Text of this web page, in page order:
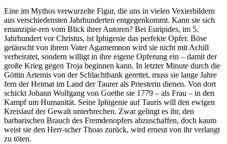
Eine im Mythos verwurzelte Figur, die uns in vielen Vexierbildern
aus verschiedensten Jahrhunderten entgegenkommt. Kann sie sich
emanzipie-ren vom Blick ihrer Autoren? Bei Euripides, im 5.
Jahrhundert vor Christus, ist Iphigenie das perfekte Opfer. Böse
getäuscht von ihrem Vater Agamemnon wird sie nicht mit Achill
verheiratet, sondern willigt in ihre eigene Opferung ein – damit der
große Krieg gegen Troja beginnen kann. In letzter Minute durch die
Göttin Artemis von der Schlachtbank gerettet, muss sie lange Jahre
fern der Heimat im Land der Taurer als Priesterin dienen. Von dort
schickt Johann Wolfgang von Goethe sie 1779 – als Frau – in den
Kampf um Humanität. Seine Iphigenie auf Tauris will den ewigen
Kreislauf der Gewalt unterbrechen. Zwar gelingt es ihr, den
barbarischen Brauch des Fremdenopfers abzuschaffen, doch kaum
weist sie den Herr-scher Thoas zurück, wird erneut von ihr verlangt
zu töten.